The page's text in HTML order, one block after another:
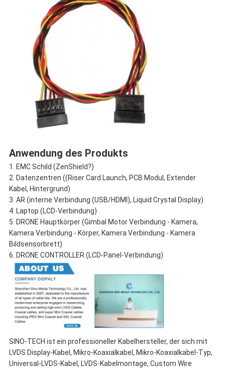
Anwendung des Produkts
1. EMC Schild (ZenShield?)
2. Datenzentren ((Riser Card Launch, PCB Modul, Extender
Kabel, Hintergrund)
3. AR (interne Verbindung (USB/HDMI), Liquid Crystal Display)
4. Laptop (LCD-Verbindung)
5. DRONE Hauptkörper (Gimbal Motor Verbindung - Kamera,
Kamera Verbindung - Körper, Kamera Verbindung - Kamera
Bildsensorbrett)
6. DRONE CONTROLLER (LCD-Panel-Verbindung)
SINO-TECH ist ein professioneller Kabelhersteller, der sich mit
LVDS Display-Kabel, Mikro-Koaxialkabel, Mikro-Koaxialkabel-Typ,
Universal-LVDS-Kabel, LVDS-Kabelmontage, Custom Wire